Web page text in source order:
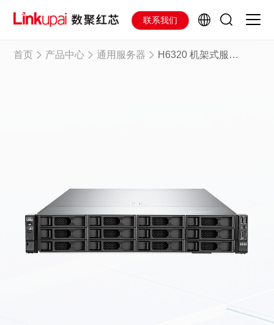
联系我们
首页 产品中心 通用服务器 H6320 机架式服务器